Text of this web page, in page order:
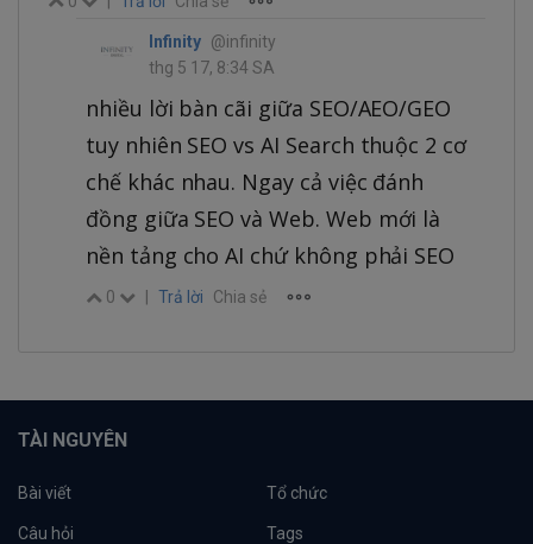
Infinity @infinity
thg 5 17, 8:34 SA
nhiều lời bàn cãi giữa SEO/AEO/GEO
tuy nhiên SEO vs AI Search thuộc 2 cơ
chế khác nhau. Ngay cả việc đánh
đồng giữa SEO và Web. Web mới là
nền tảng cho AI chứ không phải SEO
0 Trả lời Chia sẻ
TÀI NGUYÊN
Bài viết Tổ chức
Câu hỏi Tags